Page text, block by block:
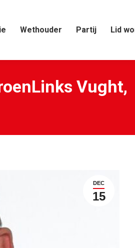
Wethouder Partij Lid
Vught,
DEC
15